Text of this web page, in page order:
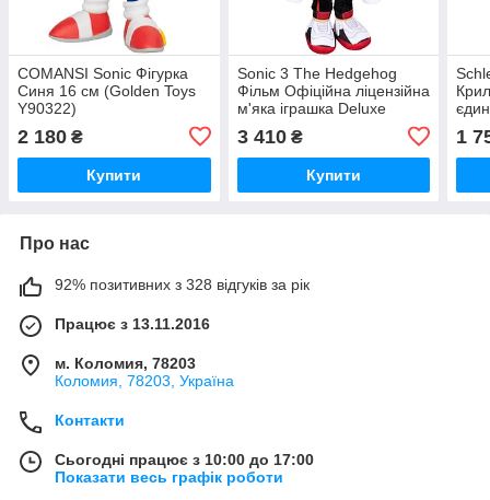
COMANSI Sonic Фігурка
Синя 16 см (Golden Toys
Y90322)
2 180 ₴
Купити
Sonic 3 The Hedgehog
Фільм Офіційна ліцензійна
м'яка іграшка Deluxe
реалістичні деталі блискучі
очі Для дітей
3 410₴
Купити
1
Про нас
92% позитивних з 328 відгуків за рік
Працює з 13.11.2016
м. Коломия, 78203
Коломия, 78203, Україна
Контакти
Сьогодні працює з 10:00 до 17:00
Показати весь графік роботи